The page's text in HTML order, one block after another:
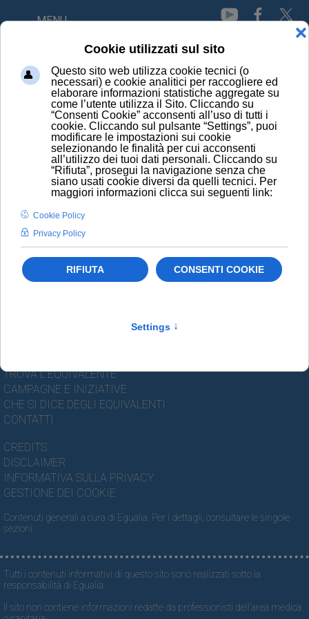
MENU
Psilocibina
Depressione: Iss, via ai test con la psilocibina
HOME
CONOSCI I PRINCIPI ATTIVI
LA FAMIGLIA EQUIVALENTE
TROVA L'EQUIVALENTE
CAMPAGNE E INIZIATIVE
CHE SI DICE DEGLI EQUIVALENTI
CONTATTI
CREDITS
DISCLAIMER
INFORMATIVA SULLA PRIVACY
GESTIONE DEI COOKIE
Contenuti generali a cura di Egualia. Per i dettagli, consultare le singole
sezioni.
Tutti i contenuti informativi di questo sito sono realizzati sotto la
responsabilità di Egualia.
Il sito non contiene informazioni redatte da professionisti dell’area medica